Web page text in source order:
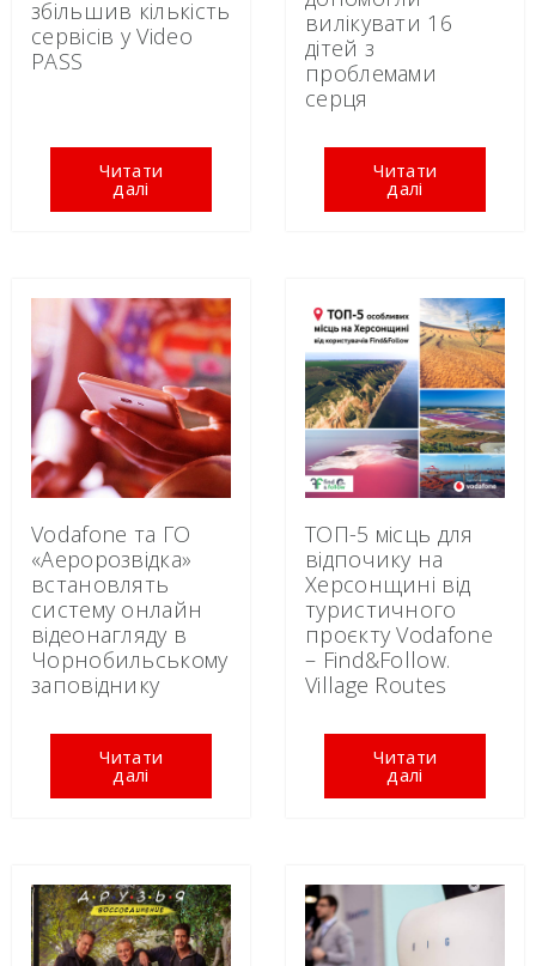
збільшив кількість
сервісів у Video
PASS
Читати
далі
вилікувати 16
дітей з
проблемами
серця
Читати
далі
Vodafone та ГО
«Аеророзвідка»
встановлять
систему онлайн
відеонагляду в
Чорнобильському
заповіднику
Читати
далі
ТОП-5 місць для
відпочику на
Херсонщині від
туристичного
проєкту Vodafone
– Find&Follow.
Village Routes
Читати
далі